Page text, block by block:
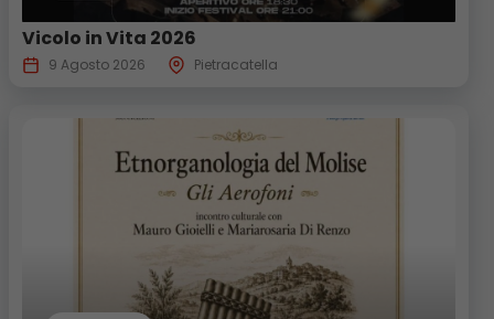
Vicolo in Vita 2026
9 Agosto 2026 Pietracatella